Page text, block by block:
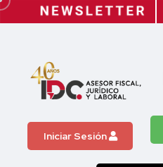
Iniciar Sesión